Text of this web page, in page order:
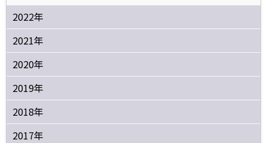
2022年
2021年
2020年
2019年
2018年
2017年